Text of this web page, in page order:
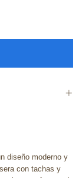
diseño moderno y
con tachas y